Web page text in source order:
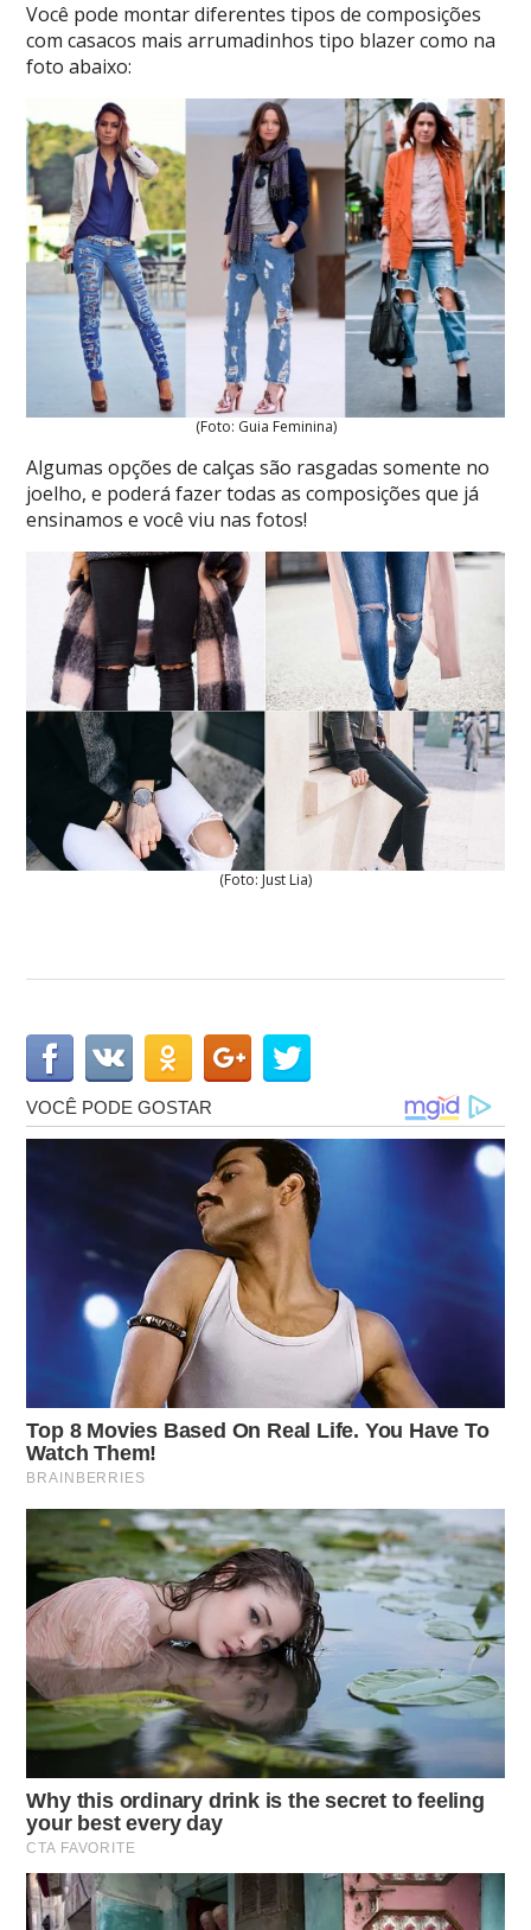
Você pode montar diferentes tipos de composições
com casacos mais arrumadinhos tipo blazer como na
foto abaixo:
(Foto: Guia Feminina)
Algumas opções de calças são rasgadas somente no
joelho, e poderá fazer todas as composições que já
ensinamos e você viu nas fotos!
(Foto: Just Lia)